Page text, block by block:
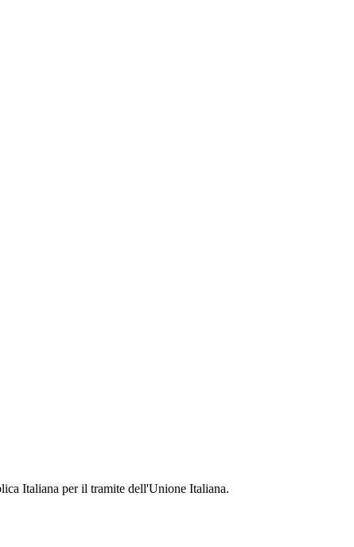
Italiana per il tramite dell'Unione Italiana.